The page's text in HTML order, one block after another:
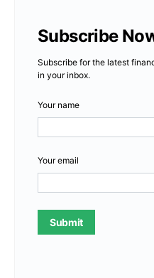
Subscribe
Subscribe for the latest
in your inbox.
Your name
Your email